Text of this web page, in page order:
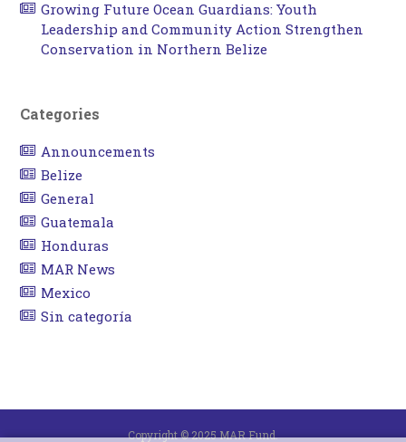
Growing Future Ocean Guardians: Youth
Leadership and Community Action Strengthen
Conservation in Northern Belize
Categories
Announcements
Belize
General
Guatemala
Honduras
MAR News
Mexico
Sin categoría
Copyright © 2025 MAR Fund.